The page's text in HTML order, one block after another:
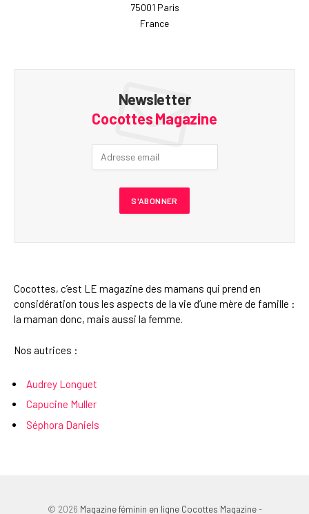
75001 Paris
France
Newsletter
Cocottes Magazine
Cocottes, c’est LE magazine des mamans qui prend en
considération tous les aspects de la vie d’une mère de famille :
la maman donc, mais aussi la femme.
Nos autrices :
Audrey Longuet
Capucine Muller
Séphora Daniels
© 2026 Magazine féminin en ligne Cocottes Magazine-